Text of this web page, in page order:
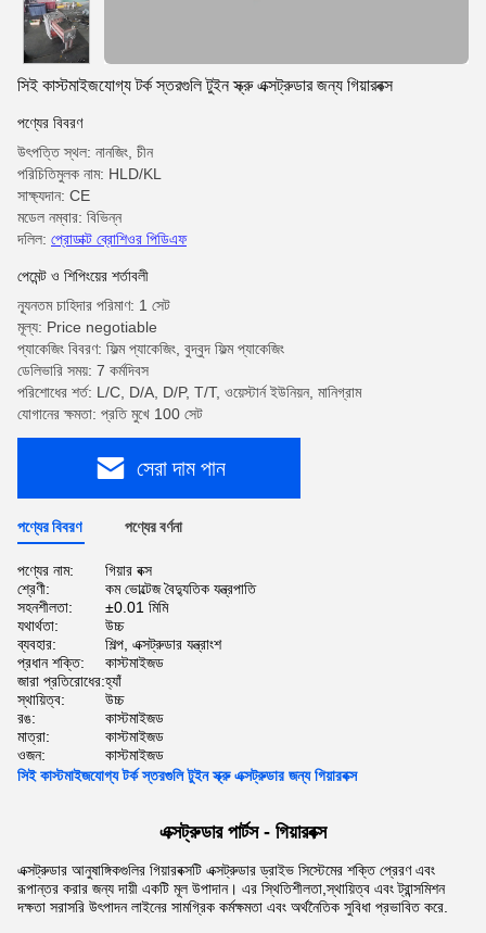
সিই কাস্টমাইজযোগ্য টর্ক স্তরগুলি টুইন স্ক্রু এক্সট্রুডার জন্য গিয়ারবক্স
পণ্যের বিবরণ
উৎপত্তি স্থল: নানজিং, চীন
পরিচিতিমুলক নাম: HLD/KL
সাক্ষ্যদান: CE
মডেল নম্বার: বিভিন্ন
দলিল: প্রোডাক্ট ব্রোশিওর পিডিএফ
পেমেন্ট ও শিপিংয়ের শর্তাবলী
ন্যূনতম চাহিদার পরিমাণ: 1 সেট
মূল্য: Price negotiable
প্যাকেজিং বিবরণ: ফিল্ম প্যাকেজিং, বুদ্বুদ ফিল্ম প্যাকেজিং
ডেলিভারি সময়: 7 কর্মদিবস
পরিশোধের শর্ত: L/C, D/A, D/P, T/T, ওয়েস্টার্ন ইউনিয়ন, মানিগ্রাম
যোগানের ক্ষমতা: প্রতি মুখে 100 সেট
সেরা দাম পান
পণ্যের বিবরণ পণ্যের বর্ণনা
পণ্যের নাম:
গিয়ার বক্স
শ্রেণী:
কম ভোল্টেজ বৈদ্যুতিক যন্ত্রপাতি
সহনশীলতা:
±0.01 মিমি
যথার্থতা:
উচ্চ
ব্যবহার:
শিল্প, এক্সট্রুডার যন্ত্রাংশ
প্রধান শক্তি:
কাস্টমাইজড
জারা প্রতিরোধের:হ্যাঁ
স্থায়িত্ব:
উচ্চ
রঙ:
কাস্টমাইজড
মাত্রা:
কাস্টমাইজড
ওজন:
কাস্টমাইজড
সিই কাস্টমাইজযোগ্য টর্ক স্তরগুলি টুইন স্ক্রু এক্সট্রুডার জন্য গিয়ারবক্স
এক্সট্রুডার পার্টস - গিয়ারবক্স
এক্সট্রুডার আনুষাঙ্গিকগুলির গিয়ারবক্সটি এক্সট্রুডার ড্রাইভ সিস্টেমের শক্তি প্রেরণ এবং
রূপান্তর করার জন্য দায়ী একটি মূল উপাদান। এর স্থিতিশীলতা,স্থায়িত্ব এবং ট্রান্সমিশন
দক্ষতা সরাসরি উৎপাদন লাইনের সামগ্রিক কর্মক্ষমতা এবং অর্থনৈতিক সুবিধা প্রভাবিত করে.